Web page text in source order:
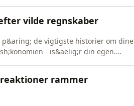
vilde regnskaber
de vigtigste historier om dine
- is&aelig;r din egen.
rammer